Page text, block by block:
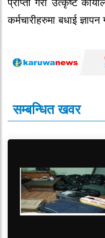
प्राप्ती गरी उत्कृष्ट
कर्मचारीहरुमा बधाई
सम्बन्धित खवर